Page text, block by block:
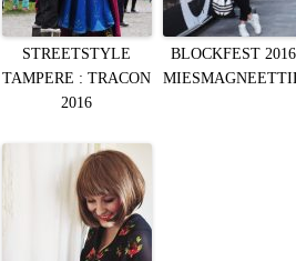
STREETSTYLE
TAMPERE : TRACON
2016
BLOCKFEST